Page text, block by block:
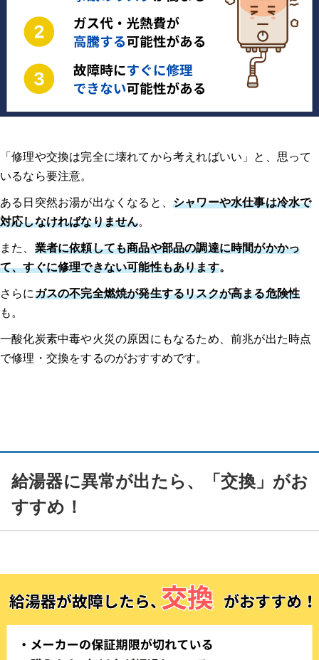
「修理や交換は完全に壊れてから考えればいい」と、思って
いるなら要注意。
ある日突然お湯が出なくなると、 シャワーや水仕事は冷水で
対応しなければなりません。
また、 業者に依頼しても商品や部品の調達に時間がかかっ
て、すぐに修理できない可能性もあります。
さらにガスの不完全燃焼が発生するリスクが高まる危険性
も。
一酸化炭素中毒や火災の原因にもなるため、前兆が出た時点
で修理・交換をするのがおすすめです。
給湯器に異常が出たら、「交換」がお
すすめ！